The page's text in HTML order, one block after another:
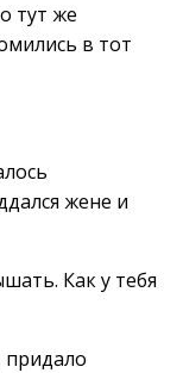
тут же
в тот
жене и
Как у тебя
придало